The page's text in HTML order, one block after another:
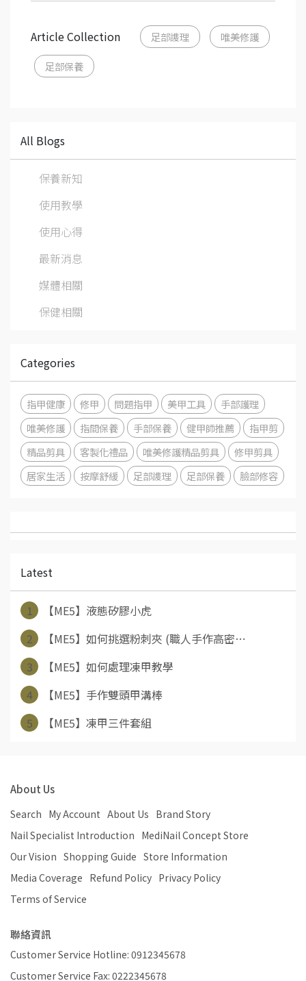
Article Collection 足部謢理 唯美修護
足部保養
All Blogs
保養新知
使用教學
使用心得
最新消息
媒體相關
保健相關
Categories
指甲健康 修甲 問題指甲 美甲工具
手部護理
唯美修護
指間保養 手部保養 健甲師推薦
指甲剪
精品剪具
客製化禮品 唯美修護精品剪具
修甲剪具
居家生活
按摩舒緩 足部謢理 足部保養 臉部修容
Latest
1
【ME5】液態矽膠小虎
2
【ME5】如何挑選粉刺夾 (職人手作高密⋯
3
【ME5】如何處理凍甲教學
4
【ME5】手作雙頭甲溝棒
5
【ME5】凍甲三件套組
About Us
Search My Account About Us Brand Story
Nail Specialist Introduction MediNail Concept Store
Our Vision Shopping Guide Store Information
Media Coverage Refund Policy Privacy Policy
Terms of Service
聯絡資訊
Customer Service Hotline: 0912345678
Customer Service Fax: 0222345678